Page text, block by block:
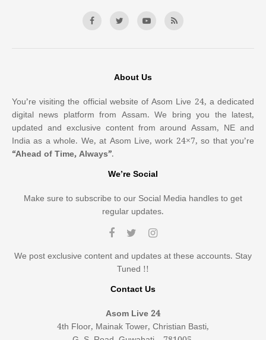
About Us
You’re visiting the official website of Asom Live 24, a dedicated
digital news platform from Assam. We bring you the latest,
updated and exclusive content from around Assam, NE and
India as a whole. We, at Asom Live, work 24×7, so that you’re
“Ahead of Time, Always”.
We’re Social
Make sure to subscribe to our Social Media handles to get
regular updates.
We post exclusive content and updates at these accounts. Stay
Tuned !!
Contact Us
Asom Live 24
4th Floor, Mainak Tower, Christian Basti,